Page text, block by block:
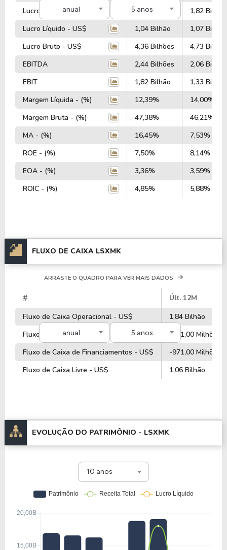
faturamento de $ 8,90 Bilhões, que gerou um lucro
no valor de $ 1,04 Bilhão.
Quanto aos seus principais indicadores, a Empresa
possui um P/L de 7,04, um P/VP de 0,53 e nos
últimos 12 meses a Empresa não pagou dividendos.
A Empresa é negociada no exterior através do
tickerLSXMK.
anual 5 anos
Lucro Operacional - US$
1,92 Bilhão
1,82 Bilhão
Lucro Líquido - US$
1,04 Bilhão
1,07 Bilhão
Lucro Bruto - US$
4,36 Bilhões
4,73
EBITDA
2,44 Bilhões
2,06
EBIT
1,82 Bilhão
1,33 Bilhão
Margem Líquida - (%)
12,39%
14,00%
Margem Bruta - (%)
47,38%
46,21%
MA - (%)
16,45%
7,53%
ROE - (%)
7,50%
8,14%
EOA - (%)
3,36%
3,59%
ROIC - (%)
4,85% 5,88%
FLUXO DE CAIXA LSXMK
anual 5 anos
ARRASTE O QUADRO PARA VER MAIS DADOS
#
Últ. 12M
Fluxo de Caixa Operacional - US$
1,84 Bilhão
Fluxo de Caixa de Investimentos - US$
-681,00 Milhões
Fluxo de Caixa de Financiamentos - US$
-971,00 Milhões
Fluxo de Caixa Livre - US$
1,06 Bilhão
EVOLUÇÃO DO PATRIMÔNIO - LSXMK
10 anos